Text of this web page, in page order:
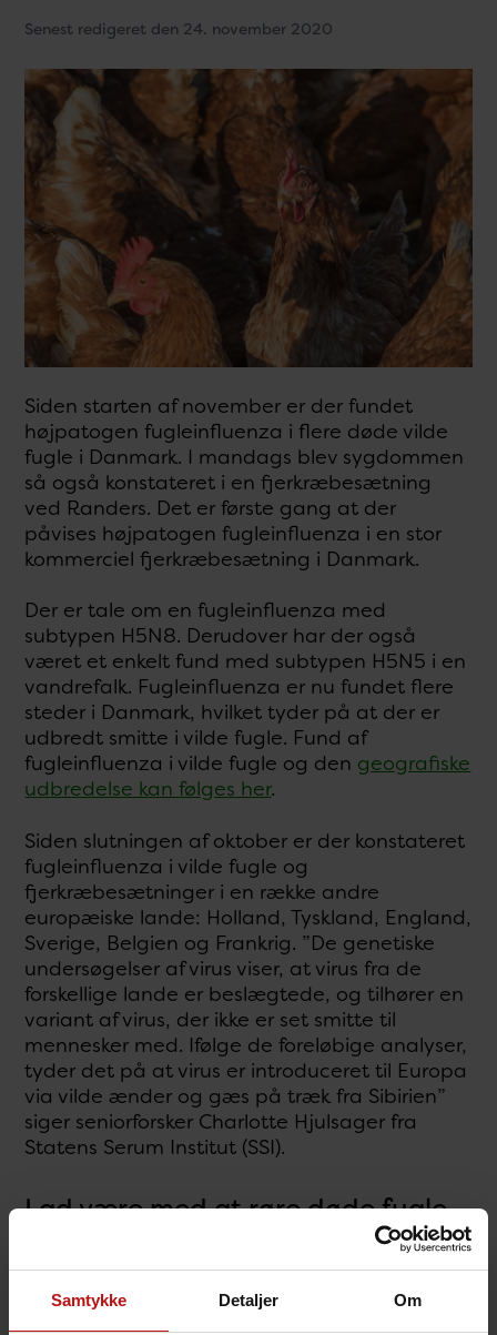
Samtykke Detaljer Om
Senest redigeret den 24. november 2020
Siden starten af november er der fundet
højpatogen fugleinfluenza i flere døde vilde
fugle i Danmark. I mandags blev sygdommen
så også konstateret i en fjerkræbesætning
ved Randers. Det er første gang at der
påvises højpatogen fugleinfluenza i en stor
kommerciel fjerkræbesætning i Danmark.
Der er tale om en fugleinfluenza med
subtypen H5N8. Derudover har der også
været et enkelt fund med subtypen H5N5 i en
vandrefalk. Fugleinfluenza er nu fundet flere
steder i Danmark, hvilket tyder på at der er
udbredt smitte i vilde fugle. Fund af
fugleinfluenza i vilde fugle og den geografiske
udbredelse kan følges her.
Siden slutningen af oktober er der konstateret
fugleinfluenza i vilde fugle og
fjerkræbesætninger i en række andre
europæiske lande: Holland, Tyskland, England,
Sverige, Belgien og Frankrig. ”De genetiske
undersøgelser af virus viser, at virus fra de
forskellige lande er beslægtede, og tilhører en
variant af virus, der ikke er set smitte til
mennesker med. Ifølge de foreløbige analyser,
tyder det på at virus er introduceret til Europa
via vilde ænder og gæs på træk fra Sibirien”
siger seniorforsker Charlotte Hjulsager fra
Statens Serum Institut (SSI).
Lad være med at røre døde fugle
På grund af fugleinfluenzaen opfordrer
med at røre døde eller syge, vilde fugle.